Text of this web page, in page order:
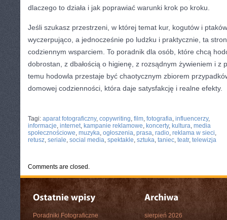
dlaczego to działa i jak poprawiać warunki krok po kroku.
Jeśli szukasz przestrzeni, w której temat kur, kogutów i
wyczerpująco, a jednocześnie po ludzku i praktycznie, ta
codziennym wsparciem. To poradnik dla osób, które chcą
dobrostan, z dbałością o higienę, z rozsądnym żywieniem i z
temu hodowla przestaje być chaotycznym zbiorem
domowej codzienności, która daje satysfakcję i realne efekty.
Tagi: aparat fotograficzny, copywriting, film, fotografia, influencerzy,
informacje, internet, kampanie reklamowe, koncerty, kultura, media
społecznościowe, muzyka, ogłoszenia, prasa, radio, reklama w sieci,
retusz, seriale, social media, spektakle, sztuka, taniec, teatr, telewizja
Comments are closed.
Poradniki Fotograficzne
sierpień 2026